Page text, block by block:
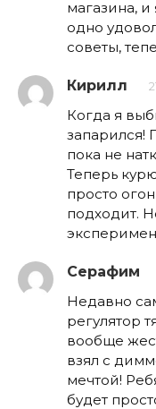
магазина, и
одно
советы,
Кирилл
Когда я
запарился!
пока не
Теперь
просто
подходит.
Серафим
Недавно
регулятор
вообще
взял с
мечтой!
будет